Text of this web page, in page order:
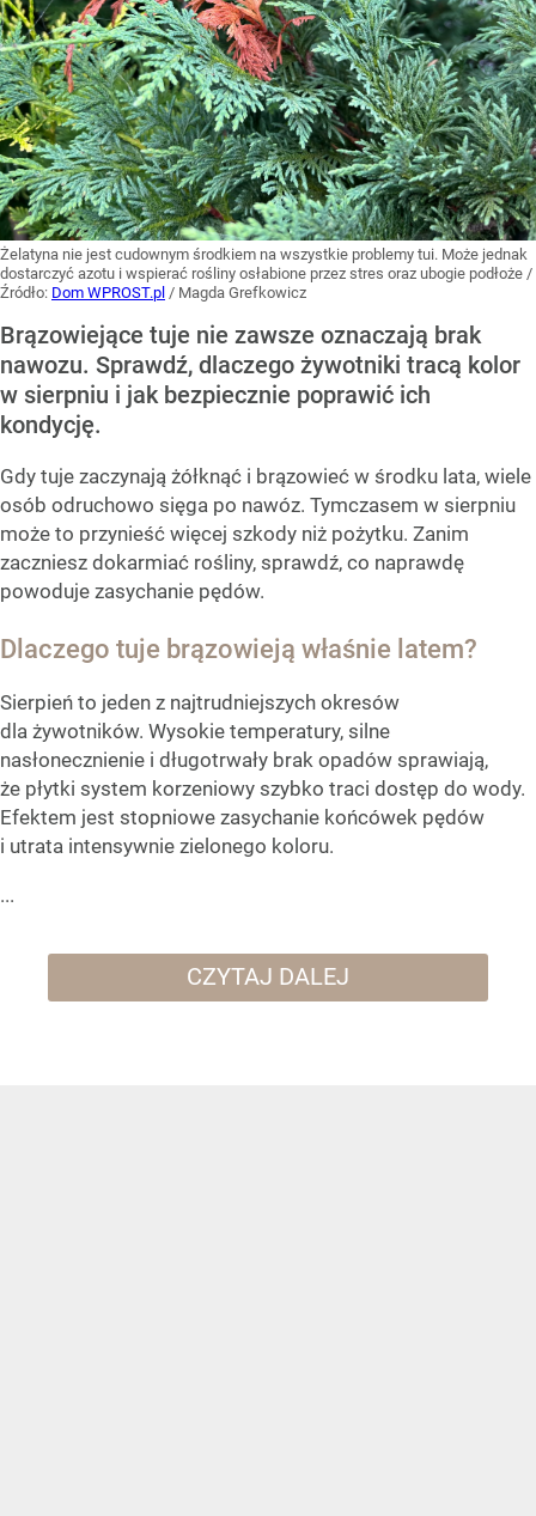
Żelatyna nie jest cudownym środkiem na wszystkie problemy tui. Może jednak
dostarczyć azotu i wspierać rośliny osłabione przez stres oraz ubogie podłoże /
Źródło: Dom WPROST.pl / Magda Grefkowicz
Brązowiejące tuje nie zawsze oznaczają brak
nawozu. Sprawdź, dlaczego żywotniki tracą kolor
w sierpniu i jak bezpiecznie poprawić ich
kondycję.
Gdy tuje zaczynają żółknąć i brązowieć w środku lata, wiele
osób odruchowo sięga po nawóz. Tymczasem w sierpniu
może to przynieść więcej szkody niż pożytku. Zanim
zaczniesz dokarmiać rośliny, sprawdź, co naprawdę
powoduje zasychanie pędów.
Dlaczego tuje brązowieją właśnie latem?
Sierpień to jeden z najtrudniejszych okresów
dla żywotników. Wysokie temperatury, silne
nasłonecznienie i długotrwały brak opadów sprawiają,
że płytki system korzeniowy szybko traci dostęp do wody.
Efektem jest stopniowe zasychanie końcówek pędów
i utrata intensywnie zielonego koloru.
...
CZYTAJ DALEJ